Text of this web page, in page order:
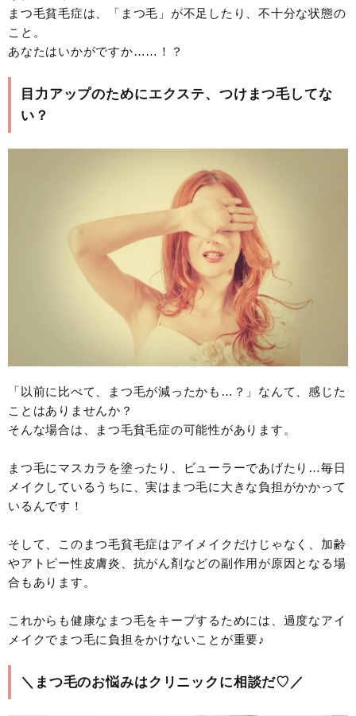
まつ毛貧毛症は、「まつ毛」が不足したり、不十分な状態の
こと。
あなたはいかがですか……！？
目力アップのためにエクステ、つけまつ毛してな
い？
「以前に比べて、まつ毛が減ったかも…？」なんて、感じた
ことはありませんか？
そんな場合は、まつ毛貧毛症の可能性があります。
まつ毛にマスカラを塗ったり、ビューラーであげたり…毎日
メイクしているうちに、実はまつ毛に大きな負担がかかって
いるんです！
そして、このまつ毛貧毛症はアイメイクだけじゃなく、加齢
やアトピー性皮膚炎、抗がん剤などの副作用が原因となる場
合もあります。
これからも健康なまつ毛をキープするためには、過度なアイ
メイクでまつ毛に負担をかけないことが重要♪
＼まつ毛のお悩みはクリニックに相談だ♡／